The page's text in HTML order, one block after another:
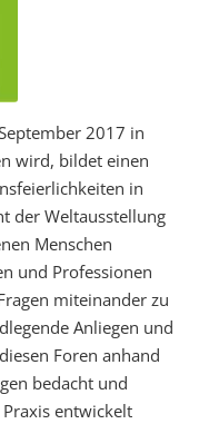
2017 in
wird, bildet einen
in
der Weltausstellung
Menschen
und Professionen
miteinander zu
Anliegen und
Foren anhand
bedacht und
entwickelt